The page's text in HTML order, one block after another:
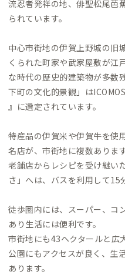
流忍者発祥の地、俳聖松尾芭
られています。
中心市街地の伊賀上野城の旧
くられた町家や武家屋敷が江
な時代の歴史的建築物が多数
下町の文化的景観」は
』に選定されています。
特産品の伊賀米や伊賀牛を使
名店が、市街地に複数あります
老舗店からレシピを受け継い
さ」へは、バスを利用して15
徒歩圏内には、スーパー、コ
あり生活には便利です。
市街地にも43ヘクタールと広
公園にもアクセスが良く、生
あります。